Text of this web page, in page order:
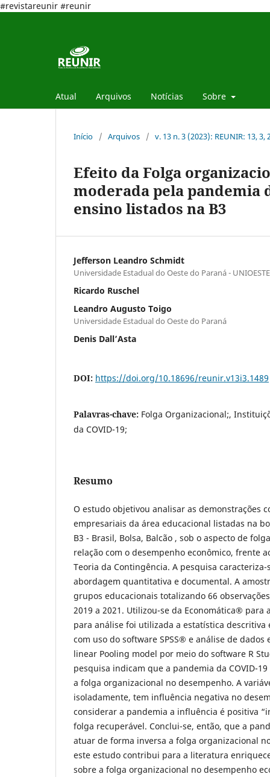
#revistareunir #reunir
Atual Arquivos Notícias Sobre
Início / Arquivos / v. 13 n. 3 (2023): REUNIR: 13, 3,
Efeito da Folga
moderada pela pandemia
ensino listados na B3
Jefferson Leandro Schmidt
Universidade Estadual do Oeste do Paraná - UNIOESTE
Ricardo Ruschel
Leandro Augusto Toigo
Universidade Estadual do Oeste do Paraná
Denis Dall’Asta
DOI: https://doi.org/10.18696/reunir.v13i3.1489
Palavras-chave: Folga Organizacional;,
da COVID-19;
Resumo
O estudo objetivou analisar as demonstrações
empresariais da área educacional listadas na
B3 - Brasil, Bolsa, Balcão , sob o aspecto de
relação com o desempenho econômico, frente
Teoria da Contingência. A pesquisa
abordagem quantitativa e documental. A
grupos educacionais totalizando 66
2019 a 2021. Utilizou-se da Economática® para
para análise foi utilizada a estatística descritiva
com uso do software SPSS® e análise de
linear Pooling model por meio do software R
pesquisa indicam que a pandemia da COVID-
a folga organizacional no desempenho. A
isoladamente, tem influência negativa no
considerar a pandemia a influência é positiva
folga recuperável. Conclui-se, então, que a
atuar de forma inversa a folga organizacional
este estudo contribui para a literatura
sobre a folga organizacional no desempenho